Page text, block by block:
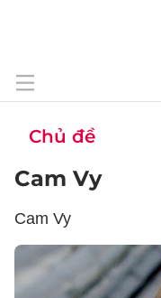
Chủ đề
Cam Vy
Cam Vy